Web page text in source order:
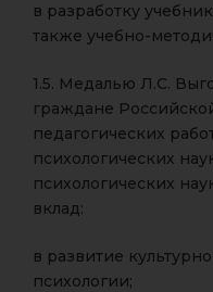
в разработку
также учебно-
1.5. Медалью Л.С.
граждане
педагогических
психологических
психологических
вклад:
в развитие
психологии;